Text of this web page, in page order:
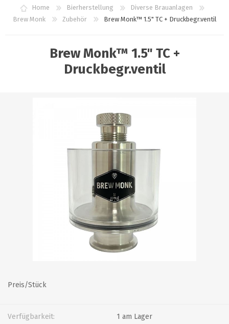
WUNSCHLISTE
Home Bierherstellung
Diverse Brauanlagen
Brew Monk
Zubehör Brew Monk™ 1.5" TC + Druckbegr.ventil
Brew Monk™ 1.5" TC +
Druckbegr.ventil
Preis/Stück
Verfügbarkeit: 1 am Lager